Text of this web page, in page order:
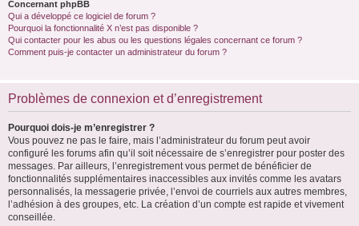
Concernant phpBB
Qui a développé ce logiciel de forum ?
Pourquoi la fonctionnalité X n’est pas disponible ?
Qui contacter pour les abus ou les questions légales concernant ce forum ?
Comment puis-je contacter un administrateur du forum ?
Problèmes de connexion et d’enregistrement
Pourquoi dois-je m’enregistrer ?
Vous pouvez ne pas le faire, mais l’administrateur du forum peut avoir
configuré les forums afin qu’il soit nécessaire de s’enregistrer pour poster des
messages. Par ailleurs, l’enregistrement vous permet de bénéficier de
fonctionnalités supplémentaires inaccessibles aux invités comme les avatars
personnalisés, la messagerie privée, l’envoi de courriels aux autres membres,
l’adhésion à des groupes, etc. La création d’un compte est rapide et vivement
conseillée.